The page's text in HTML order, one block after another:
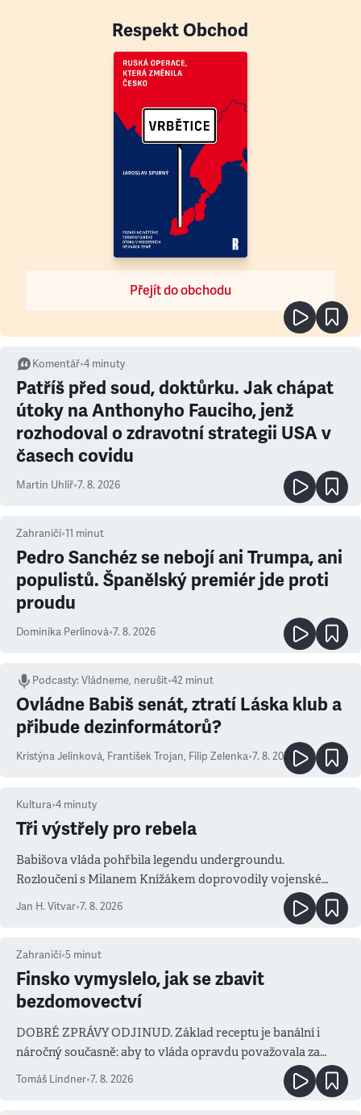
Respekt Obchod
Přejít do obchodu
Komentář•4 minuty
Patříš před soud, doktůrku. Jak chápat
útoky na Anthonyho Fauciho, jenž
rozhodoval o zdravotní strategii USA v
časech covidu
Martin Uhlíř•7. 8. 2026
Zahraničí•11 minut
Pedro Sanchéz se nebojí ani Trumpa, ani
populistů. Španělský premiér jde proti
proudu
Dominika Perlínová•7. 8. 2026
Podcasty:Vládneme, nerušit•42 minut
Ovládne Babiš senát, ztratí Láska klub a
přibude dezinformátorů?
Kristýna Jelínková, František Trojan, Filip Zelenka•7. 8. 2026
Kultura•4 minuty
Tři výstřely pro rebela
Babišova vláda pohřbila legendu undergroundu.
Rozloučení s Milanem Knížákem doprovodily vojenské
salvy i kritika pokrokářů
Jan H. Vitvar•7. 8. 2026
Zahraničí•5 minut
Finsko vymyslelo, jak se zbavit
bezdomovectví
DOBRÉ ZPRÁVY ODJINUD. Základ receptu je banální i
náročný současně: aby to vláda opravdu považovala za
prioritu
Tomáš Lindner•7. 8. 2026